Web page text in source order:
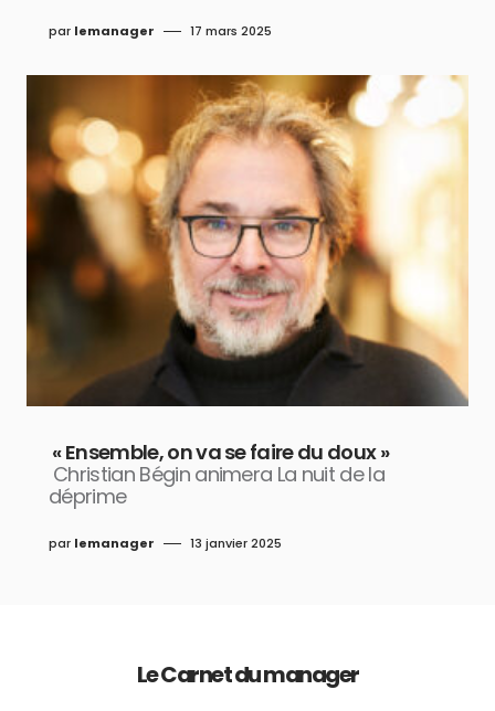
par lemanager 17 mars 2025
« Ensemble, on va se faire du doux »
Christian Bégin animera La nuit de la
déprime
par lemanager 13 janvier 2025
Le Carnet du manager